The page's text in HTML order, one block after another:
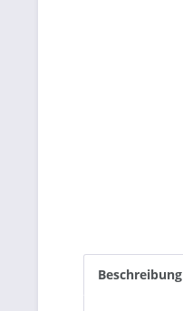
Beschreibung